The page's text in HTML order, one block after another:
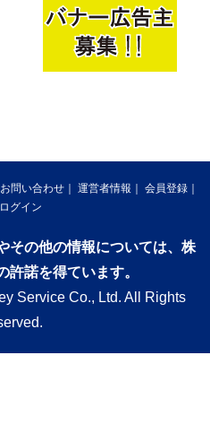
お問い合わせ 運営者情報
会員登録
グイン
その他の情報については、株
許諾を得ています。
Service Co., Ltd. All Rights